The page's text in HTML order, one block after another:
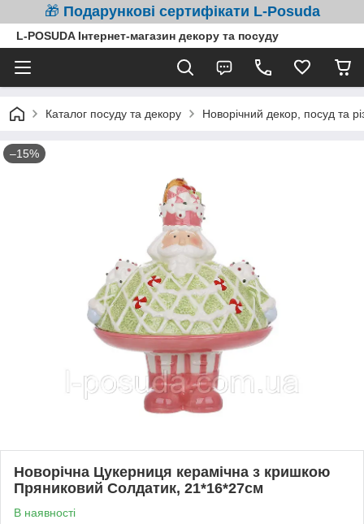
🎁 Подарункові сертифікати L-Posuda
L-POSUDA Інтернет-магазин декору та посуду
Каталог посуду та декору Новорічний декор, посуд та
–15%
Новорічна Цукерниця керамічна з кришкою
Пряниковий Солдатик, 21*16*27см
В наявності